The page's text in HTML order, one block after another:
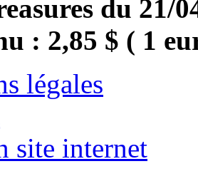
du 21/
: 2,85 $ ( 1
légales
site internet